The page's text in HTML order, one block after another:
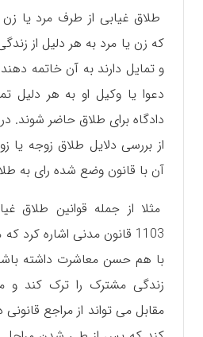
طلاق غیابی از طرف مرد یا
که زن یا مرد به هر دلیل از
و تمایل دارند به آن خاتمه
دعوا یا وکیل او به هر دلیل
دادگاه برای طلاق حاضر شوند.
از بررسی دلایل طلاق زوجه
آن با قانون وضع شده رای به
مثلا از جمله قوانین طلاق
1103 قانون مدنی اشاره
با هم حسن معاشرت داشته
زندگی مشترک را ترک کند و
مقابل می تواند از مراجع